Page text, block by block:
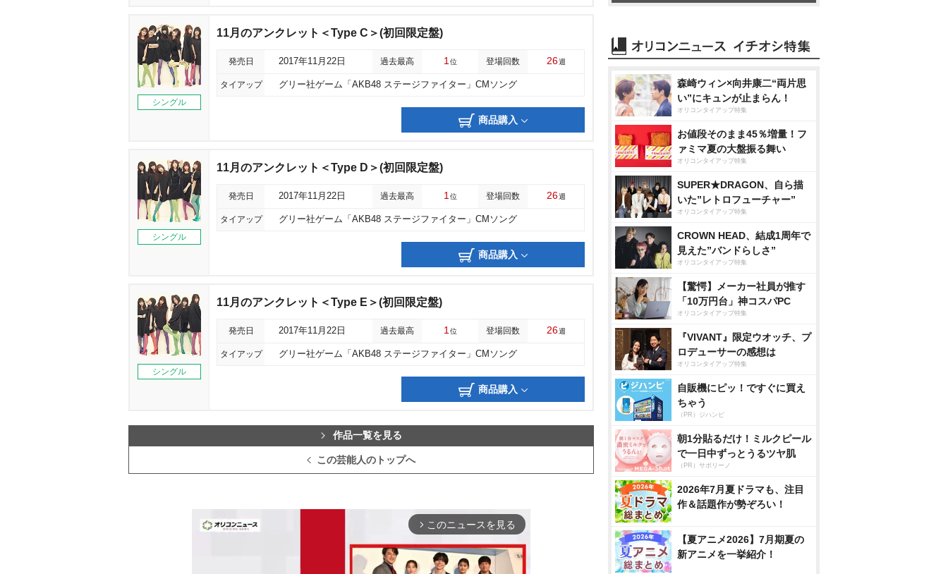
シングル
11月のアンクレット＜Type C＞(初回限定盤)
発売日 2017年11月22日 過去最高 1 位 登場回数 26週
タイアップ グリー社ゲーム「AKB48 ステージファイター」CMソング
商品購入
シングル
11月のアンクレット＜Type D＞(初回限定盤)
発売日 2017年11月22日 過去最高 1 位 登場回数 26週
タイアップ グリー社ゲーム「AKB48 ステージファイター」CMソング
商品購入
シングル
11月のアンクレット＜Type E＞(初回限定盤)
発売日 2017年11月22日 過去最高 1 位 登場回数 26週
タイアップ グリー社ゲーム「AKB48 ステージファイター」CMソング
商品購入
作品一覧を見る
この芸能人のトップへ
arrow_forward_ios このニュースを見る
森崎ウィン×向井康二“両片思
い”にキュンが止まらん！
オリコンタイアップ特集
お値段そのまま45％増量！フ
ァミマ夏の大盤振る舞い
オリコンタイアップ特集
SUPER★DRAGON、自ら描
いた”レトロフューチャー”
オリコンタイアップ特集
CROWN HEAD、結成1周年で
見えた”バンドらしさ”
オリコンタイアップ特集
【驚愕】メーカー社員が推す
「10万円台」神コスパPC
オリコンタイアップ特集
『VIVANT』限定ウオッチ、プ
ロデューサーの感想は
オリコンタイアップ特集
自販機にピッ！ですぐに買え
ちゃう
（PR）ジハンピ
朝1分貼るだけ！ミルクピール
で一日中ずっとうるツヤ肌
（PR）サボリーノ
2026年7月夏ドラマも、注目
作＆話題作が勢ぞろい！
【夏アニメ2026】7月期夏の
新アニメを一挙紹介！